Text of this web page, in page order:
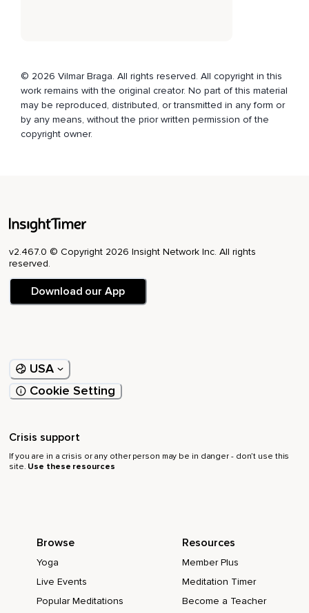
E também recebo a sua reverência com gratidão e feliz por
esse reconhecimento mútuo.
E permito que todos os nossos corações se transformem
em um único coração.
Simplesmente contemplando a maravilha do coração.
E as maravilhas do amor.
Lentamente,
Vou movimentando os dedos,
A respiração profunda e natural.
E suavemente vou abrindo meus olhos.
tranquilidade e paz.
© 2026 Vilmar Braga. All rights reserved. All copyright in this
work remains with the original creator. No part of this material
may be reproduced, distributed, or transmitted in any form or
by any means, without the prior written permission of the
copyright owner.
v2.467.0 © Copyright 2026 Insight Network Inc. All rights
reserved.
Download our App
USA
Cookie Setting
Crisis support
If you are in a crisis or any other person may be in danger - don’t use this
site. Use these resources
Browse
Yoga
Live Events
Popular Meditations
Resources
Member Plus
Meditation Timer
Become a Teacher